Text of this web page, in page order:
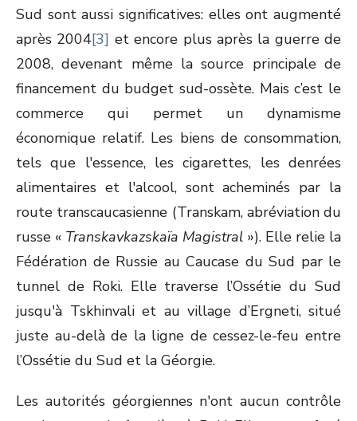
Sud sont aussi significatives: elles ont augmenté
après 2004[3] et encore plus après la guerre de
2008, devenant même la source principale de
financement du budget sud-ossète. Mais c’est le
commerce qui permet un dynamisme
économique relatif. Les biens de consommation,
tels que l'essence, les cigarettes, les denrées
alimentaires et l'alcool, sont acheminés par la
route transcaucasienne (Transkam, abréviation du
russe « Transkavkazskaïa Magistral »). Elle relie la
Fédération de Russie au Caucase du Sud par le
tunnel de Roki. Elle traverse l’Ossétie du Sud
jusqu'à Tskhinvali et au village d’Ergneti, situé
juste au-delà de la ligne de cessez-le-feu entre
l’Ossétie du Sud et la Géorgie.
Les autorités géorgiennes n'ont aucun contrôle